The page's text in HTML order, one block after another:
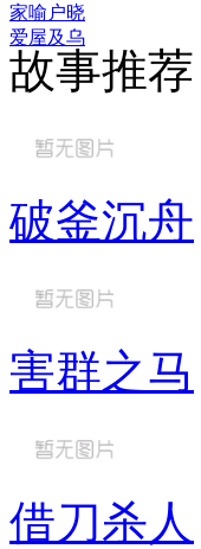
家喻户晓
爱屋及乌
故事推荐
破釜沉舟
害群之马
借刀杀人